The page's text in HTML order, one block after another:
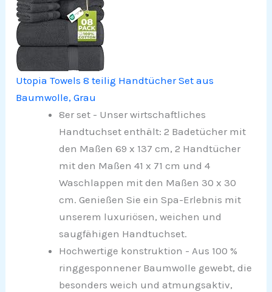
Utopia Towels 8 teilig Handtücher Set aus
Baumwolle, Grau
8er set - Unser wirtschaftliches
Handtuchset enthält: 2 Badetücher mit
den Maßen 69 x 137 cm, 2 Handtücher
mit den Maßen 41 x 71 cm und 4
Waschlappen mit den Maßen 30 x 30
cm. Genießen Sie ein Spa-Erlebnis mit
unserem luxuriösen, weichen und
saugfähigen Handtuchset.
Hochwertige konstruktion - Aus 100 %
ringgesponnener Baumwolle gewebt, die
besonders weich und atmungsaktiv,